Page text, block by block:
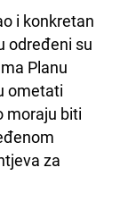
i konkretan
određeni su
Planu
ometati
moraju biti
za